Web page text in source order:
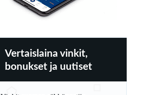
Vertaislaina vinkit,
bonukset ja uutiset